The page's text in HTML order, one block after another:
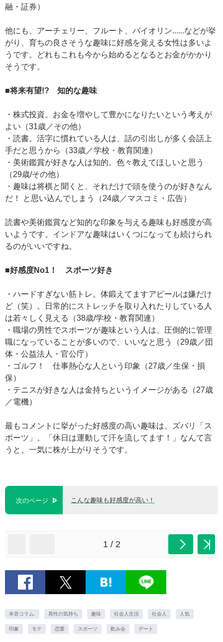
融・証券）
他にも、アーチェリー、フルート、バイオリン......などが挙
がり、育ちの良さそうな趣味に好感を覚える女性は多いよ
うです。どれもこれも今から始めるとなるとお金がかかり
そうです。
■将来有望!? 知的な趣味
・株式投資。お金を増やして豊かになりたいという考えが
よい（31歳／その他）
・読書。活字に慣れている人は、話の引出しが多く会話上
手だと思うから（33歳／学校・教育関連）
・美術鑑賞が好きな人は知的。色々教えてほしいと思う
（29歳/その他）
・趣味は将棋と聞くと、それだけで頭を使うのが好きなん
だ！ と思い込んでしまう（24歳／マスコミ・広告）
読書や美術鑑賞など知的な印象を与える趣味も好感度が高
いようです。インドアな趣味はいくつになっても続けられ
るのがいいですね。
■好感度No1！ スポーツ好き
・ハードすぎない筋トレ。体鍛えてますアピールは嫌だけ
ど（笑）。日常的にストレッチを取り入れたりしている人
は若々しく見える（38歳/学校・教育関連）
・職場の男性でスポーツが趣味という人は、圧倒的に管理
職になっていることが多いので、いいなと思う（29歳／団
体・公益法人・官公庁）
・ゴルフ！ 仕事熱心な人という印象（27歳／生保・損
保）
・テニスが好きな人は金持ちというイメージがある（27歳
／電機）
最もコメントに挙がった好感度の高い趣味は、ズバリ「ス
ポーツ」。「休日は運動して汗を流してます！」なんて言
うと、一気に株が上がりそうです。
次のページ こんな趣味も好感度が高い！
1 / 2
本音コラム. 異性の気持ち 趣味 社会人生活 社会人 人気
印象 モテ 恋愛 スポーツ 飲み会 デート